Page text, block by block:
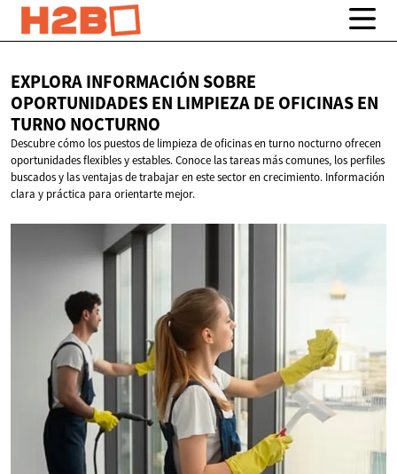
EXPLORA INFORMACIÓN SOBRE
OPORTUNIDADES EN LIMPIEZA DE OFICINAS EN
TURNO NOCTURNO
Descubre cómo los puestos de limpieza de oficinas en turno nocturno ofrecen
oportunidades flexibles y estables. Conoce las tareas más comunes, los perfiles
buscados y las ventajas de trabajar en este sector en crecimiento. Información
clara y práctica para orientarte mejor.